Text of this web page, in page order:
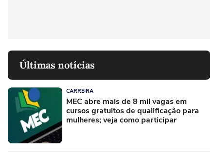
Últimas notícias
CARREIRA
MEC abre mais de 8 mil vagas em
cursos gratuitos de qualificação para
mulheres; veja como participar